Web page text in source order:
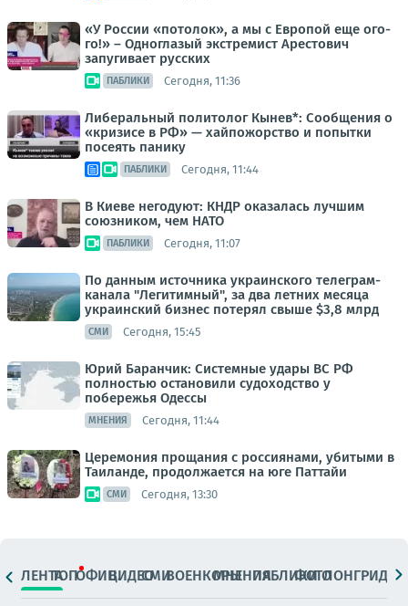
«У России «потолок», а мы с Европой еще ого-
го!» – Одноглазый экстремист Арестович
запугивает русских
ПАБЛИКИ Сегодня, 11:36
Либеральный политолог Кынев*: Сообщения о
«кризисе в РФ» — хайпожорство и попытки
посеять панику
ПАБЛИКИ Сегодня, 11:44
В Киеве негодуют: КНДР оказалась лучшим
союзником, чем НАТО
ПАБЛИКИ Сегодня, 11:07
По данным источника украинского телеграм-
канала "Легитимный", за два летних месяца
украинский бизнес потерял свыше $3,8 млрд
СМИ Сегодня, 15:45
Юрий Баранчик: Системные удары ВС РФ
полностью остановили судоходство у
побережья Одессы
МНЕНИЯ Сегодня, 11:44
Церемония прощания с россиянами, убитыми в
Таиланде, продолжается на юге Паттайи
СМИ Сегодня, 13:30
ЛЕНТАТОПОФИЦ.ВИДЕОСМИВОЕНКОРЫМНЕНИЯПАБЛИКИ
ФОТОЛОНГРИДЫ